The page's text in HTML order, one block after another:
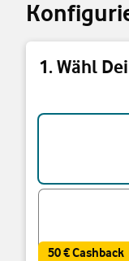
1. Wähl
Triff eine Auswahl
50 € Cashback